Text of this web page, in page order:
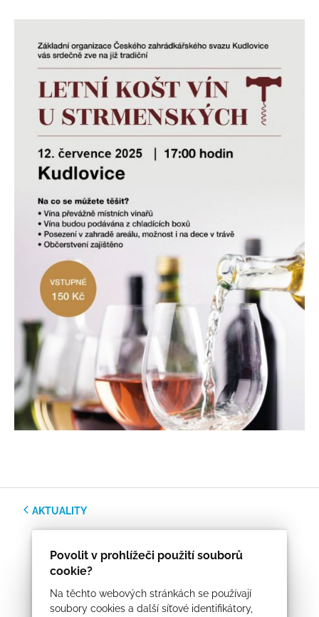
Povolit v prohlížeči použití souborů
cookie?
Na těchto webových stránkách se používají
soubory cookies a další síťové identifikátory,
AKTUALITY